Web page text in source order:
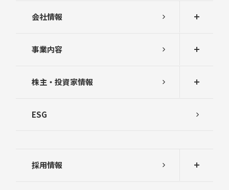
会社情報
事業内容
株主・投資家情報
ESG
採用情報